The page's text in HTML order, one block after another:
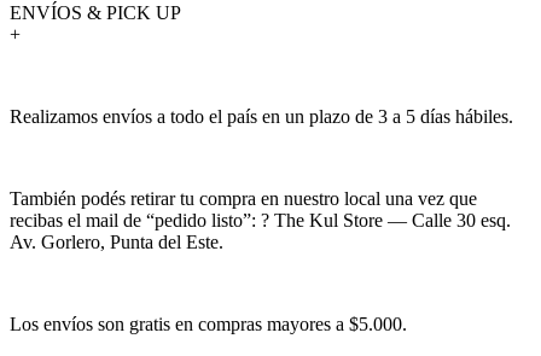
ENVÍOS & PICK UP
+
Realizamos envíos a todo el país en un plazo de 3 a 5 días hábiles.
También podés retirar tu compra en nuestro local una vez que
recibas el mail de “pedido listo”: ? The Kul Store — Calle 30 esq.
Av. Gorlero, Punta del Este.
Los envíos son gratis en compras mayores a $5.000.